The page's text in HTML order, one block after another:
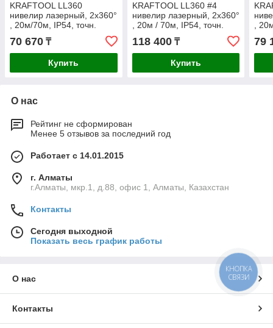
KRAFTOOL LL360
нивелир лазерный, 2х360°
, 20м/70м, IP54, точн.
+/-0,2 мм/м, в коробке
(34645)
70 670 ₸
Купить
KRAFTOOL LL360 #4
нивелир лазерный, 2х360°
, 20м / 70м, IP54, точн.
+/-0,2 мм/м, держатель,
детектор, в кейсе
118 400₸
Купить
,
79
О нас
Рейтинг не сформирован
Менее 5 отзывов за последний год
Работает с 14.01.2015
г. Алматы
г.Алматы, мкр.1, д.88, офис 1, Алматы, Казахстан
Контакты
Сегодня выходной
Показать весь график работы
О нас
Контакты
КНОПКА
СВЯЗИ